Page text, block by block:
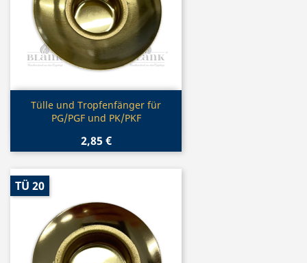
Vorschau
Tülle und Tropfenfänger für
PG/PGF und PK/PKF
2,85 €
TÜ 20